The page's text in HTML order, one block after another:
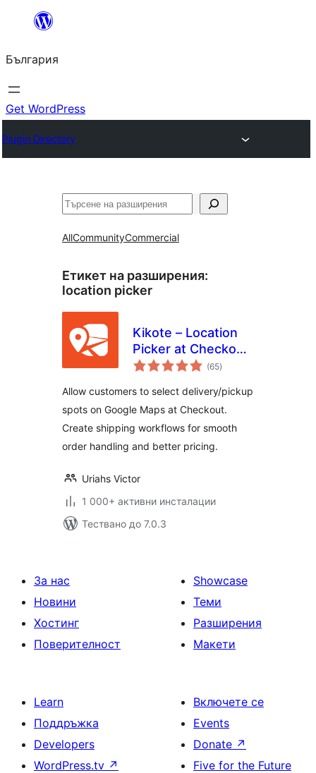
България
Get WordPress
Plugin Directory
Търсене
AllCommunityCommercial
Етикет на разширения:
location picker
Kikote – Location
Picker at Checkout
& Google Address
WooCommerce
(65общо
оценки
)
Allow customers to select delivery/pickup
spots on Google Maps at Checkout.
Create shipping workflows for smooth
order handling and better pricing.
Uriahs Victor
1 000+ активни инсталации
Тествано до 7.0.3
За нас
Новини
Хостинг
Поверителност
Showcase
Теми
Разширения
Макети
Learn
Поддръжка
Developers
WordPress.tv ↗
Включете се
Events
Donate ↗
Five for the Future